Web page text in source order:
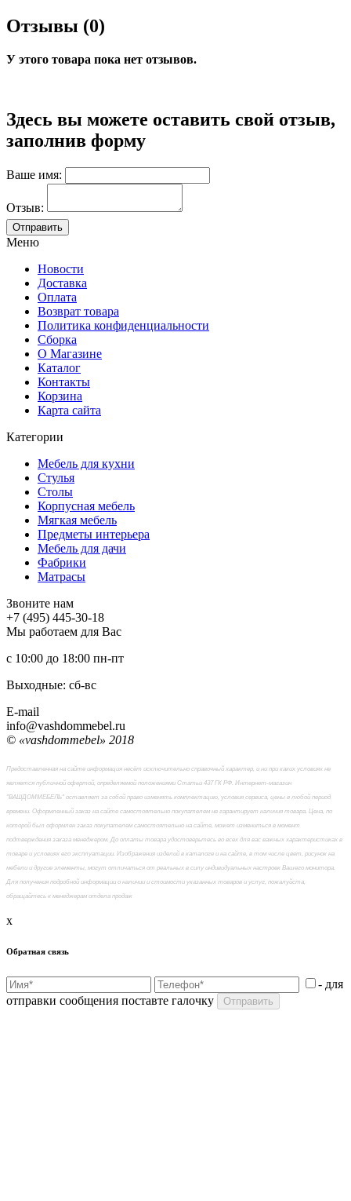
Отзывы (0)
У этого товара пока нет отзывов.
Здесь вы можете оставить свой отзыв,
заполнив форму
Ваше имя:
Отзыв:
Меню
Новости
Доставка
Оплата
Возврат товара
Политика конфиденциальности
Сборка
О Магазине
Каталог
Контакты
Корзина
Карта сайта
Категории
Мебель для кухни
Стулья
Столы
Корпусная мебель
Мягкая мебель
Предметы интерьера
Мебель для дачи
Фабрики
Матраcы
Звоните нам
+7 (495) 445-30-18
Мы работаем для Вас
с 10:00 до 18:00 пн-пт
Выходные: сб-вc
E-mail
info@vashdommebel.ru
© «vashdommebel» 2018
Предоставленная на сайте информация несёт исключительно справочный характер, и ни при каких условиях не
является публичной офертой, определяемой положениями Статьи 437 ГК РФ. Интернет-магазин
"ВАШДОММЕБЕЛЬ" оставляет за собой право изменять комплектацию, условия сервиса, цены в любой период
времени. Оформленный заказ на сайте самостоятельно покупателем не гарантирует наличия товара. Цена, по
которой был оформлен заказ покупателем самостоятельно на сайте, может измениться в момент
подтверждения заказа менеджером. До оплаты товара удостоверьтесь во всех для вас важных характеристиках в
товаре и условиях его эксплуатации. Изображения изделий в каталоге и на сайте, в том числе цвет, рисунок на
мебели и другие элементы, могут отличаться от реальных в силу индивидуальных настроек Вашего монитора.
Для получения подробной информации о наличии и стоимости указанных товаров и услуг, пожалуйста,
обращайтесь к менеджерам отдела продаж
x
Обратная связь
- для
отправки сообщения поставте галочку